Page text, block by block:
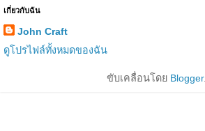
เกี่ยวกับฉัน
John Craft
ดูโปรไฟล์ทั้งหมดของฉัน
ขับเคลื่อนโดย Blogger.